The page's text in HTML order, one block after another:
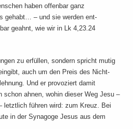
haben offenbar ganz
gehabt… – und sie werden ent-
geahnt, wie wir in Lk 4,23.24
zu erfüllen, sondern spricht mutig
auch um den Preis des Nicht-
Und er provoziert damit
schon ahnen, wohin dieser Weg Jesu –
letztlich führen wird: zum Kreuz. Bei
in der Synagoge Jesus aus dem